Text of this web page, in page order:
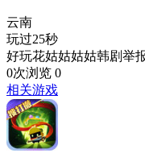
云南
玩过25秒
好玩花姑姑姑姑韩剧举
0次浏览 0
相关游戏